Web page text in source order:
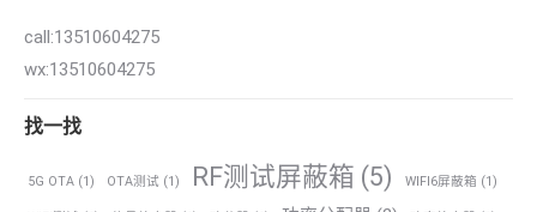
call:13510604275
wx:13510604275
找一找
5G OTA (1) OTA测试 (1) RF测试屏蔽箱 (5) WIFI6屏蔽箱 (1)